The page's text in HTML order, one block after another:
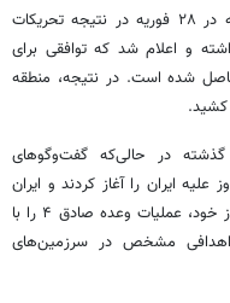
رئیس‌جمهور ترکیه خاطرنشان کرد: در جنگی که در ۲۸ فوریه در نتیجه تحریکات
و اعلام شد که توافقی برای
شده است. در نتیجه، منطقه
کشید.
۹ اسفند سال گذشته در حالی‌که گفت‌وگوهای
ایران را آغاز کردند و ایران
نیز در پاسخ به تجاوز علیه خاک کشور و دفاع از خود، عملیات وعده صادق ۴ را با
اهدافی مشخص در سرزمین‌های